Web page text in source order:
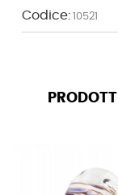
Codice: 10521